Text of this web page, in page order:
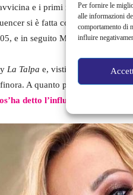
Per fornire le
alle informazioni
comportamento di
influire
e i primi nomi
si è fatta conoscere per la
e in seguito Maria De Filippi
La Talpa e, visti i suoi pregressi,
A quanto pare il suo nome
detto l’influencer riguardo